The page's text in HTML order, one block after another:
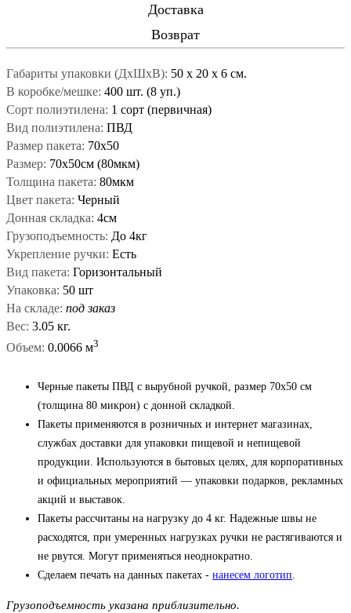
Доставка
Возврат
Габариты упаковки (ДxШxВ): 50 x 20 x 6 см.
В коробке/мешке: 400 шт. (8 уп.)
Сорт полиэтилена: 1 сорт (первичная)
Вид полиэтилена: ПВД
Размер пакета: 70x50
Размер: 70x50см (80мкм)
Толщина пакета: 80мкм
Цвет пакета: Черный
Донная складка: 4см
Грузоподъемность: До 4кг
Укрепление ручки: Есть
Вид пакета: Горизонтальный
Упаковка: 50 шт
На складе: под заказ
Вес: 3.05 кг.
Объем: 0.0066 м3
Черные пакеты ПВД с вырубной ручкой, размер 70x50 см
(толщина 80 микрон) с донной складкой.
Пакеты применяются в розничных и интернет магазинах,
службах доставки для упаковки пищевой и непищевой
продукции. Используются в бытовых целях, для корпоративных
и официальных мероприятий — упаковки подарков, рекламных
акций и выставок.
Пакеты рассчитаны на нагрузку до 4 кг. Надежные швы не
расходятся, при умеренных нагрузках ручки не растягиваются и
не рвутся. Могут применяться неоднократно.
Сделаем печать на данных пакетах - нанесем логотип.
Грузоподъемность указана приблизительно.